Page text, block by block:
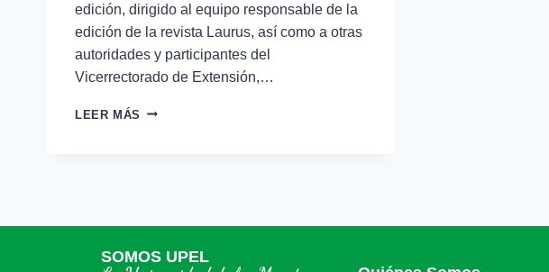
edición, dirigido al equipo responsable de la
edición de la revista Laurus, así como a otras
autoridades y participantes del
Vicerrectorado de Extensión,…
LEER MÁS
SOMOS UPEL